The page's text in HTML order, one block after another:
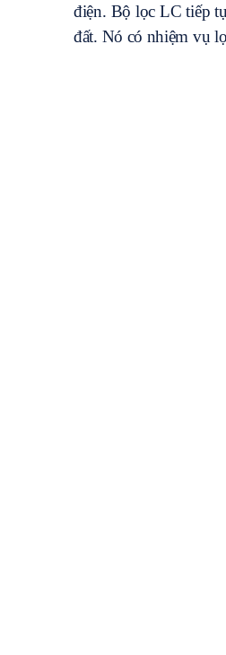
điện. Bộ lọc LC tiếp
đất. Nó có nhiệm vụ